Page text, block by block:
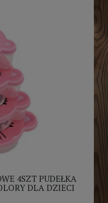
4SZT PUDEŁKA
DLA DZIECI